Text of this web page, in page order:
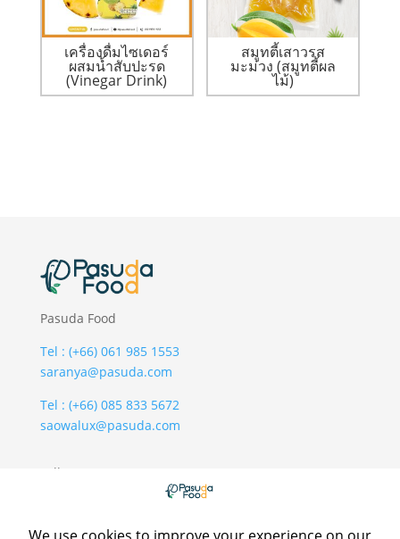
เครื่องดื่มไซเดอร์
ผสมน้ำสับปะรด
(Vinegar Drink)
สมูทตี้เสาวรส
มะม่วง (สมูทตี้ผล
ไม้)
Pasuda Food
Tel : (+66) 061 985 1553
saranya@pasuda.com
Tel : (+66) 085 833 5672
saowalux@pasuda.com
Follow Us